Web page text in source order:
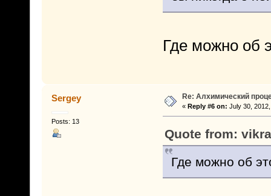
Где можно об
Sergey
Posts: 13
Re: Алхимический
« Reply #6 on: July 30,
Quote from:
Где можно об